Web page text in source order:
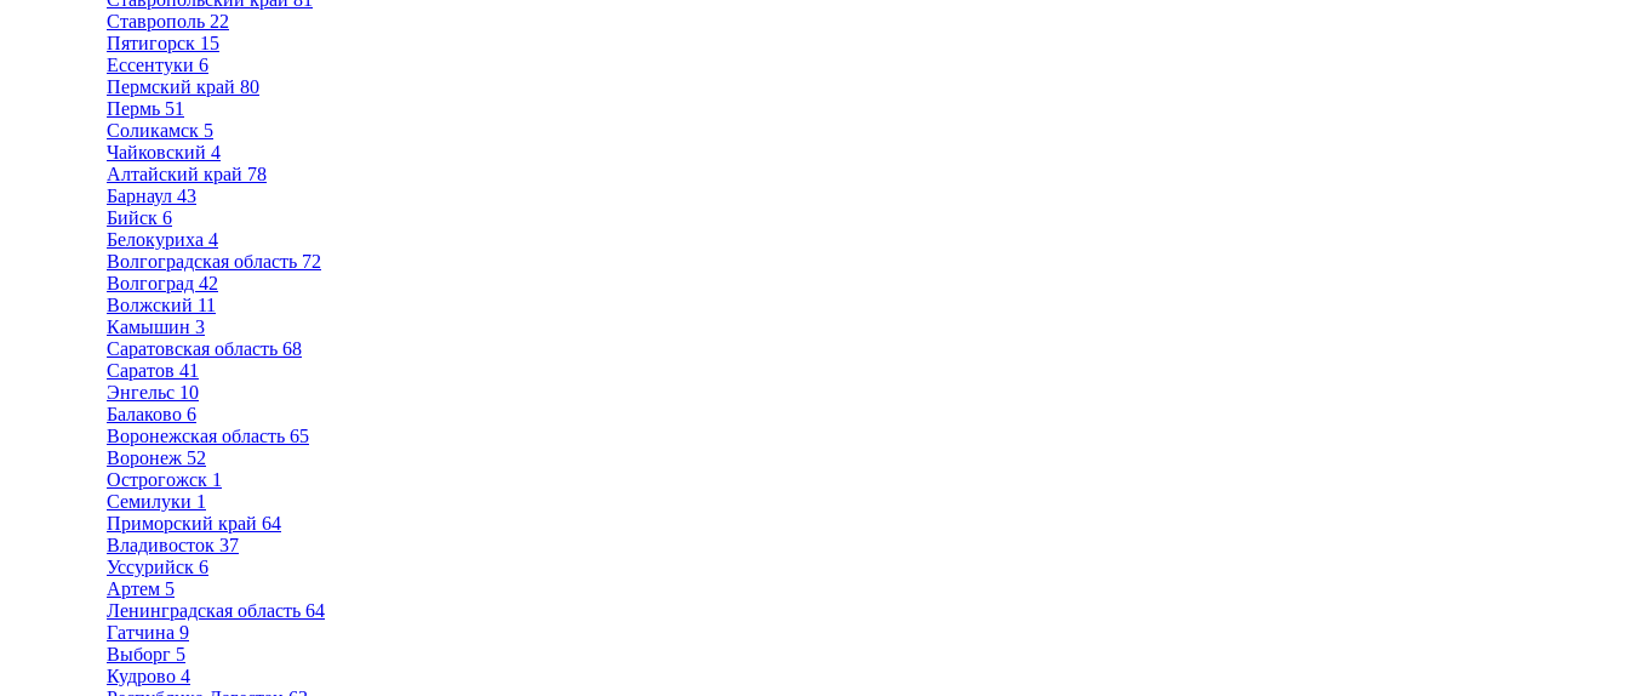
Ставрополь 22
Пятигорск 15
Ессентуки 6
Пермский край 80
Пермь 51
Соликамск 5
Чайковский 4
Алтайский край 78
Барнаул 43
Бийск 6
Белокуриха 4
Волгоградская область 72
Волгоград 42
Волжский 11
Камышин 3
Саратовская область 68
Саратов 41
Энгельс 10
Балаково 6
Воронежская область 65
Воронеж 52
Острогожск 1
Семилуки 1
Приморский край 64
Владивосток 37
Уссурийск 6
Артем 5
Ленинградская область 64
Гатчина 9
Выборг 5
Кудрово 4